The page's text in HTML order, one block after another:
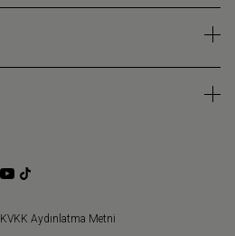
KVKK Aydınlatma Metni